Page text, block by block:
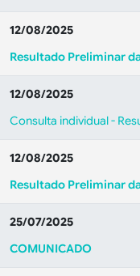
12/08/2025
Resultado Preliminar
12/08/2025
Consulta individual -
12/08/2025
Resultado Preliminar
25/07/2025
COMUNICADO